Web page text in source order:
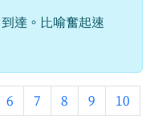
達。比喻奮起速
6 7 8 9 10